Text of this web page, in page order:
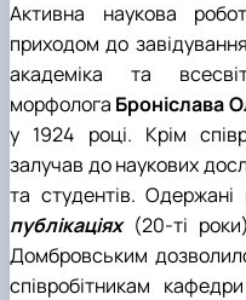
Активна наукова
приходом до
академіка та
морфолога Броніслава
у 1924 році. Крім
залучав до наукових
та студентів. Одержані
публікаціях(20-ті
Домбровським
співробітникам